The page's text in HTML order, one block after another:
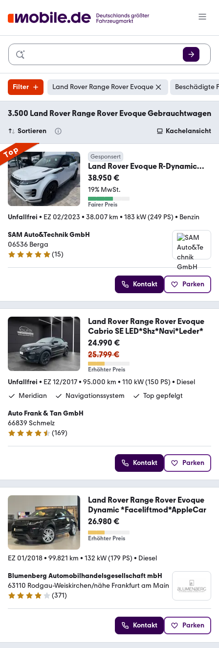
Filter Land Rover Range Rover Evoque Beschädigte
3.500 Land Rover Range Rover Evoque Gebrauchtwagen
Sortieren Kachelansicht
Top Gesponsert
Land Rover Evoque R-Dynamic
SE/LED/ACC/Leder/Kamera
38.950 €
19% MwSt.
Fairer Preis
Unfallfrei • EZ 02/2023 • 38.007 km • 183 kW (249 PS) • Benzin
SAM Auto&Technik GmbH
06536 Berga
5 Sterne
(15)
Kontakt Parken
Land Rover Range Rover Evoque
Cabrio SE LED*Shz*Navi*Leder*
24.990 €
25.799 €
Erhöhter Preis
Unfallfrei • EZ 12/2017• 95.000 km • 110 kW (150 PS) • Diesel
Meridian
Navigationssystem Top gepfelgt
Auto Frank & Tan GmbH
66839 Schmelz
4.6 Sterne
(169)
Kontakt Parken
Land Rover Range Rover Evoque
Dynamic *Faceliftmod*AppleCar
26.980 €
Erhöhter Preis
EZ 01/2018• 99.821 km • 132 kW (179 PS) • Diesel
Blumenberg Automobilhandelsgesellschaft mbH
63110 Rodgau-Weiskirchen/nähe Frankfurt am Main
4.2 Sterne
(371)
Kontakt Parken